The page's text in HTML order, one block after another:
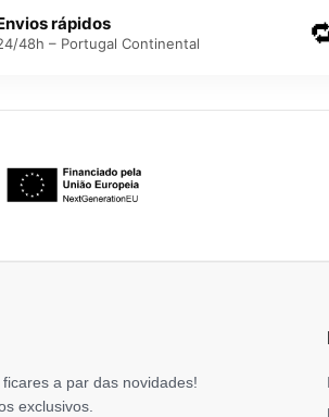
rápidos
48h – Portugal Continental
a par das novidades!
exclusivos.